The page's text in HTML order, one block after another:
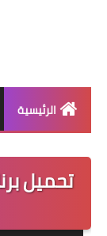
الرئيسية